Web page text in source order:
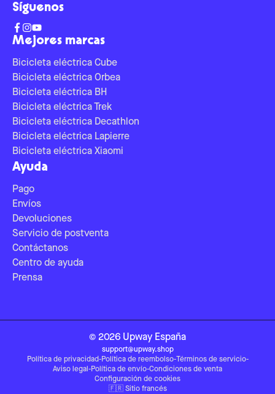
Mejores marcas
Bicicleta eléctrica Cube
Bicicleta eléctrica Orbea
Bicicleta eléctrica BH
Bicicleta eléctrica Trek
Bicicleta eléctrica Decathlon
Bicicleta eléctrica Lapierre
Bicicleta eléctrica Xiaomi
Ayuda
Pago
Envíos
Devoluciones
Servicio de postventa
Contáctanos
Centro de ayuda
Prensa
Síguenos
© 2026 Upway España
support@upway.shop
Política de privacidad-Política de reembolso-Términos de servicio-
Aviso legal -Política de envío-Condiciones de venta
Configuración de cookies
🇫🇷 Sitio francés